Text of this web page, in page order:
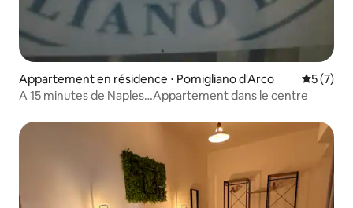
Appartement en résidence ⋅ Pomigliano d'Arco
5 (7)
A 15 minutes de Naples…Appartement dans le centre